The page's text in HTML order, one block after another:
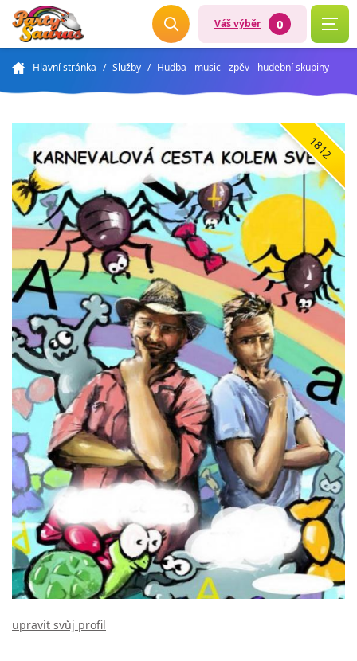
Váš výběr 0
Hlavní stránka / Služby / Hudba - music - zpěv - hudební skupiny
1812
upravit svůj profil